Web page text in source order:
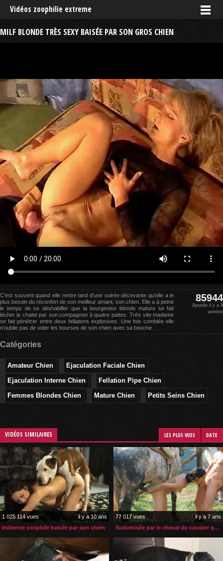
Vidéos zoophilie extreme
MILF BLONDE TRÈS SEXY BAISÉE PAR SON GROS CHIEN
C'est souvent quand elle rentre tard d'une soirée décevante qu'elle a le
plus besoin du réconfort de son meilleur amant, son chien. Elle a à peine
le temps de se déshabiller que la bourgeoise blonde mature se fait
lécher la chatte par son compagnon à quatre pattes. Très vite madame
se fait pénétrer entre deux fellations explosives. Une fois comblée elle
n'oublie pas de vider les bourses de son chien avec sa bouche.
85944
Ajoutée il y a 8
années
Catégories
Amateur Chien
Ejaculation Faciale Chien
Ejaculation Interne Chien
Fellation Pipe Chien
Femmes Blondes Chien
Mature Chien Petits Seins Chien
VIDÉOS SIMILAIRES LES PLUS VUES DATE
1 025 114 vues
il y a 10 ans
Indienne zoophile baisée par son chien
77 017 vues
il y a 7 ans
Sodomisée par le cheval du cavalier qu’elle suce